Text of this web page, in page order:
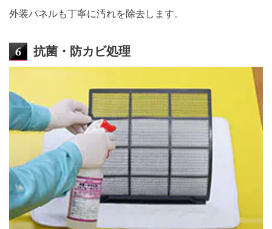
外装パネルも丁寧に汚れを除去します。
抗菌・防カビ処理